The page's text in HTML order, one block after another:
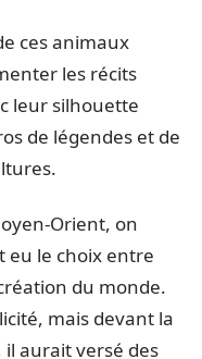
ces animaux
les récits
leur silhouette
de légendes et de
Orient, on
eu le choix entre
du monde.
mais devant la
aurait versé des